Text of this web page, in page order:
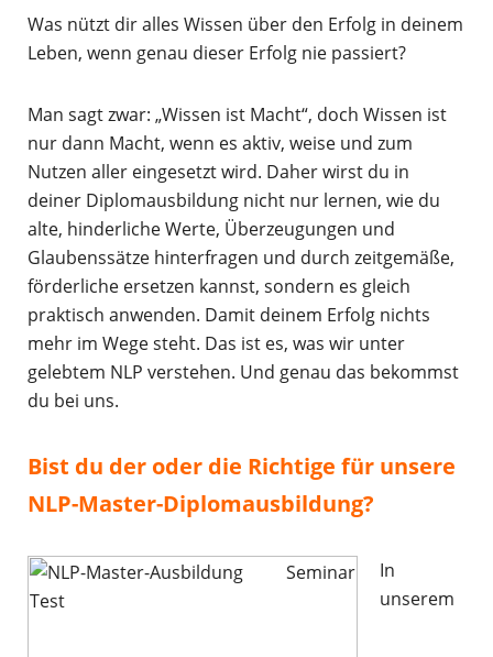
Was nützt dir alles Wissen über den Erfolg in deinem
Leben, wenn genau dieser Erfolg nie passiert?
Man sagt zwar: „Wissen ist Macht“, doch Wissen ist
nur dann Macht, wenn es aktiv, weise und zum
Nutzen aller eingesetzt wird. Daher wirst du in
deiner Diplomausbildung nicht nur lernen, wie du
alte, hinderliche Werte, Überzeugungen und
Glaubenssätze hinterfragen und durch zeitgemäße,
förderliche ersetzen kannst, sondern es gleich
praktisch anwenden. Damit deinem Erfolg nichts
mehr im Wege steht. Das ist es, was wir unter
gelebtem NLP verstehen. Und genau das bekommst
du bei uns.
Bist du der oder die Richtige für unsere
NLP-Master-Diplomausbildung?
In
unserem